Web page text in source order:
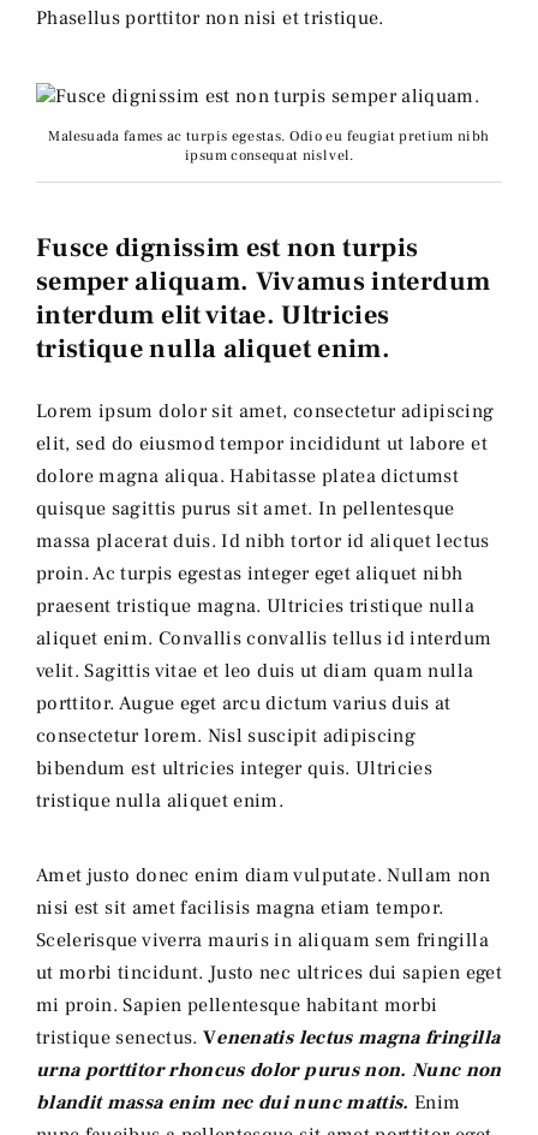
Phasellus porttitor non nisi et tristique.
Malesuada fames ac turpis egestas. Odio eu feugiat pretium nibh
ipsum consequat nisl vel.
Fusce dignissim est non turpis
semper aliquam. Vivamus interdum
interdum elit vitae. Ultricies
tristique nulla aliquet enim.
Lorem ipsum dolor sit amet, consectetur adipiscing
elit, sed do eiusmod tempor incididunt ut labore et
dolore magna aliqua. Habitasse platea dictumst
quisque sagittis purus sit amet. In pellentesque
massa placerat duis. Id nibh tortor id aliquet lectus
proin. Ac turpis egestas integer eget aliquet nibh
praesent tristique magna. Ultricies tristique nulla
aliquet enim. Convallis convallis tellus id interdum
velit. Sagittis vitae et leo duis ut diam quam nulla
porttitor. Augue eget arcu dictum varius duis at
consectetur lorem. Nisl suscipit adipiscing
bibendum est ultricies integer quis. Ultricies
tristique nulla aliquet enim.
Amet justo donec enim diam vulputate. Nullam non
nisi est sit amet facilisis magna etiam tempor.
Scelerisque viverra mauris in aliquam sem fringilla
ut morbi tincidunt. Justo nec ultrices dui sapien eget
mi proin. Sapien pellentesque habitant morbi
tristique senectus. Venenatis lectus magna fringilla
urna porttitor rhoncus dolor purus non. Nunc non
blandit massa enim nec dui nunc mattis. Enim